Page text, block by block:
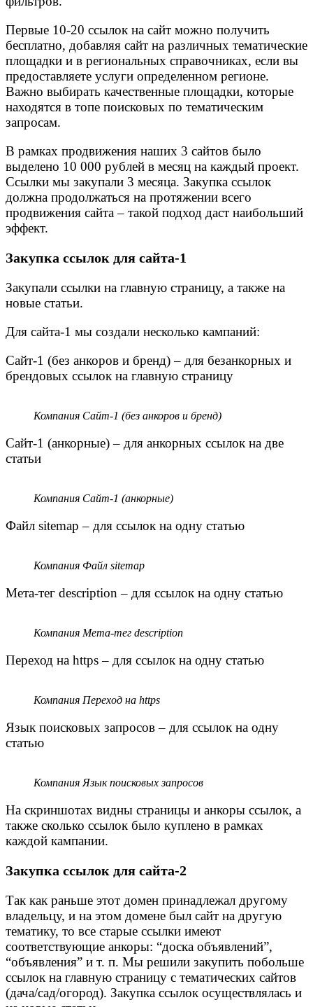
Первые 10-20 ссылок на сайт можно получить
бесплатно, добавляя сайт на различных тематические
площадки и в региональных справочниках, если вы
предоставляете услуги определенном регионе.
Важно выбирать качественные площадки, которые
находятся в топе поисковых по тематическим
запросам.
В рамках продвижения наших 3 сайтов было
выделено 10 000 рублей в месяц на каждый проект.
Ссылки мы закупали 3 месяца. Закупка ссылок
должна продолжаться на протяжении всего
продвижения сайта – такой подход даст наибольший
эффект.
Закупка ссылок для сайта-1
Закупали ссылки на главную страницу, а также на
новые статьи.
Для сайта-1 мы создали несколько кампаний:
Сайт-1 (без анкоров и бренд) – для безанкорных и
брендовых ссылок на главную страницу
Компания Сайт-1 (без анкоров и бренд)
Сайт-1 (анкорные) – для анкорных ссылок на две
статьи
Компания Сайт-1 (анкорные)
Файл sitemap – для ссылок на одну статью
Компания Файл sitemap
Мета-тег description – для ссылок на одну статью
Компания Мета-тег description
Переход на https – для ссылок на одну статью
Компания Переход на https
Язык поисковых запросов – для ссылок на одну
статью
Компания Язык поисковых запросов
На скриншотах видны страницы и анкоры ссылок, а
также сколько ссылок было куплено в рамках
каждой кампании.
Закупка ссылок для сайта-2
Так как раньше этот домен принадлежал другому
владельцу, и на этом домене был сайт на другую
тематику, то все старые ссылки имеют
соответствующие анкоры: “доска объявлений”,
“объявления” и т. п. Мы решили закупить побольше
ссылок на главную страницу с тематических сайтов
(дача/сад/огород). Закупка ссылок осуществлялась и